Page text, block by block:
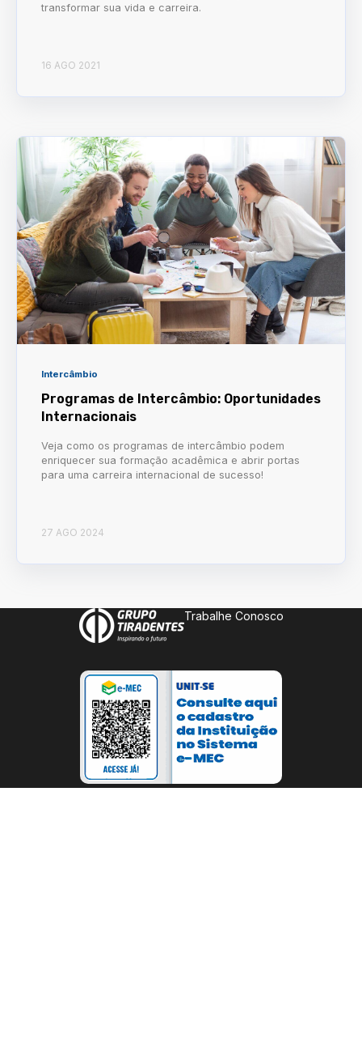
transformar sua vida e carreira.
16 AGO 2021
Intercâmbio
Programas de Intercâmbio: Oportunidades
Internacionais
Veja como os programas de intercâmbio podem
enriquecer sua formação acadêmica e abrir portas
para uma carreira internacional de sucesso!
27 AGO 2024
Trabalhe Conosco